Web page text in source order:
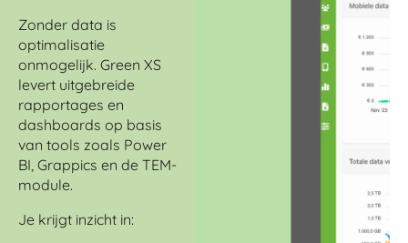
Zonder data is
optimalisatie
onmogelijk. Green XS
levert uitgebreide
rapportages en
dashboards op basis
van tools zoals Power
BI, Grappics en de TEM-
module.
Je krijgt inzicht in: